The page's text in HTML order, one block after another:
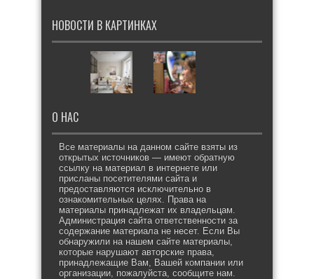
НОВОСТИ В КАРТИНКАХ
О НАС
Все материалы на данном сайте взяты из
открытых источников — имеют обратную
ссылку на материал в интернете или
присланы посетителями сайта и
предоставляются исключительно в
ознакомительных целях. Права на
материалы принадлежат их владельцам.
Администрация сайта ответственности за
содержание материала не несет. Если Вы
обнаружили на нашем сайте материалы,
которые нарушают авторские права,
принадлежащие Вам, Вашей компании или
организации, пожалуйста, сообщите нам.